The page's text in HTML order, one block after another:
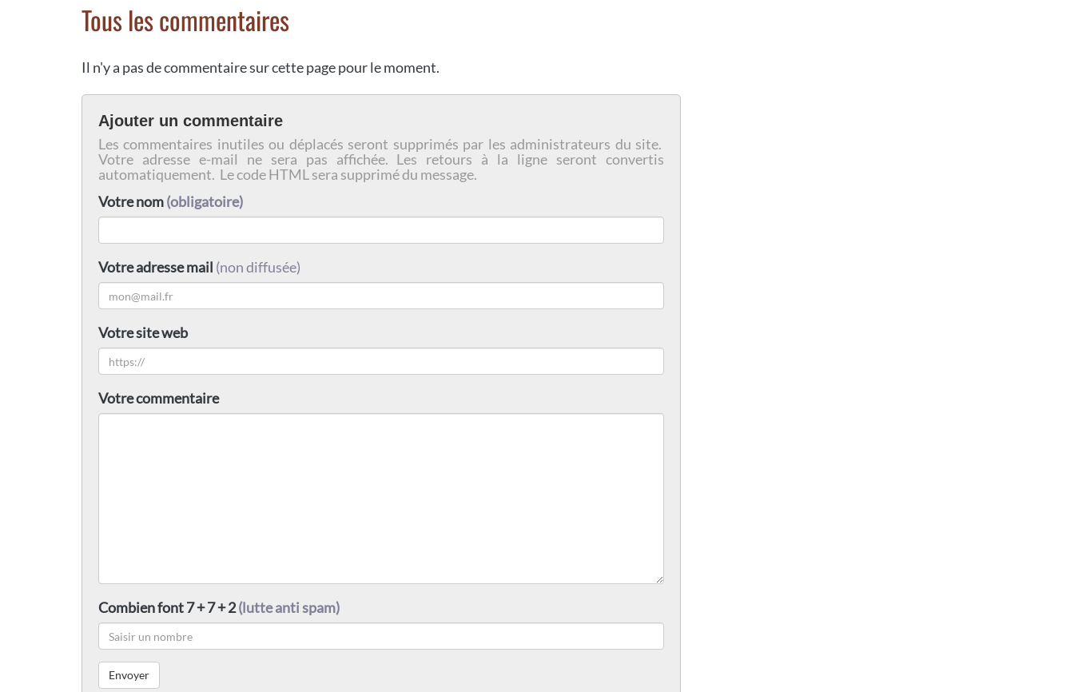
Tous les commentaires
Il n'y a pas de commentaire sur cette page pour le moment.
Ajouter un commentaire
Les commentaires inutiles ou déplacés seront supprimés par les administrateurs du site.
Votre adresse e-mail ne sera pas affichée. Les retours à la ligne seront convertis
automatiquement. Le code HTML sera supprimé du message.
Votre nom(obligatoire)
Votre adresse mail (non diffusée)
Votre site web
Votre commentaire
Combien font 7 + 7 + 2(lutte anti spam)